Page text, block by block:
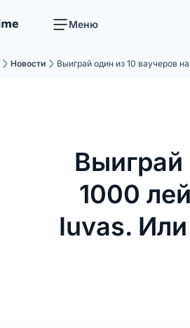
Меню
Новости Выиграй один из 10 ваучеров
Выиграй
1000
Iuvas.